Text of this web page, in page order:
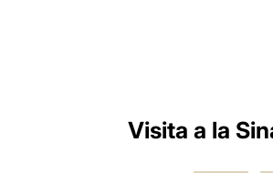
Visita a la